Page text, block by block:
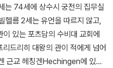
버페스트는 세계에서 가장 인기
의 맥주 양조장(2022년 기준)이
는 필스와 밀 맥주인 바이첸비어
도르프), 바이스비어(뮌헨), 라우
역 특산 맥주도 있다. 맥주 소비
74세에 상수시 궁전의 집무실
헬름 2세는 유언을 따르지 않고,
있는 포츠담의 수비대 교회에
드리히 대왕의 관이 적에게 넘어
근교 헤칭겐Hechingen에 있음)